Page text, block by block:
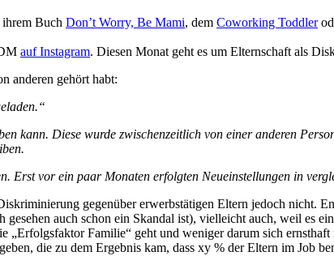
ihrem Buch Don’t Worry, Be Mami, dem Coworking Toddler
auf Instagram. Diesen Monat geht es um Elternschaft als
anderen gehört habt:
kann. Diese wurde zwischenzeitlich von einer anderen
Erst vor ein paar Monaten erfolgten Neueinstellungen in
gegenüber erwerbstätigen Eltern jedoch nicht.
auch schon ein Skandal ist), vielleicht auch, weil es
Familie“ geht und weniger darum sich
die zu dem Ergebnis kam, dass xy % der Eltern im Job